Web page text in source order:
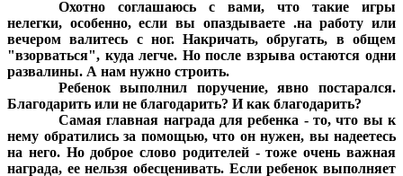
Охотно соглашаюсь с вами, что такие игры
нелегки, особенно, если вы опаздываете .на работу или
вечером валитесь с ног. Накричать, обругать, в общем
"взорваться", куда легче. Но после взрыва остаются одни
развалины. А нам нужно строить.
Ребенок выполнил поручение, явно постарался.
Благодарить или не благодарить? И как благодарить?
Самая главная награда для ребенка - то, что вы к
нему обратились за помощью, что он нужен, вы надеетесь
на него. Но доброе слово родителей - тоже очень важная
награда, ее нельзя обесценивать. Если ребенок выполняет